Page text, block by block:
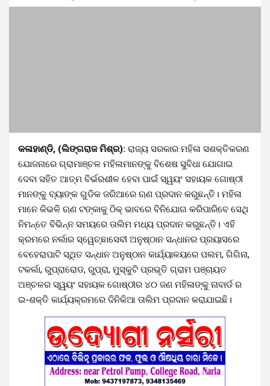
କଳାହାଣ୍ଡି, (ଲିଙ୍ଗରାଜ ମିଶ୍ର): ରାଜ୍ୟ ସରକାର ମହିଳା ସଶକ୍ତିକରଣ
ଯୋଜନାରେ ଗ୍ରାମାଞ୍ଚଳ ମହିଳାମାନଙ୍କୁ ବିଶେଷ ସୁବିଧା ଯୋଗାଇ
ଦେବା ସହିତ ଆତ୍ମ ବିର୍ଭରଶୀଳ ହେବା ପାଇଁ ସ୍ୱୟଂ ସହାୟକ ଗୋଷ୍ଠୀ
ମାନଙ୍କୁ ବ୍ୟାଙ୍କ ଗୁଡିକ ଜରିଆରେ ଋଣ ପ୍ରଦାନ କରୁଛନ୍ତି। ମହିଳା
ମାନେ କିଭଳି ଋଣ ଟଙ୍କାକୁ ଠିକ୍ ଭାବରେ ବିନିଯୋଗ କରିପାରିବେ ସେଥି
ନିମନ୍ତେ ବିଭିନ୍ନ ସମୟରେ ତାଲିମ ମଧ୍ୟ ପ୍ରଦାନ କରୁଛନ୍ତି। ଏହି
କ୍ରମରେ ନର୍ଲାର ସ୍ୱେଚ୍ଛାସେବୀ ଅନୁଷ୍ଠାନ ସନ୍ଧାନର ପ୍ରୟାସରେ
ବେହେରାପାଟି ସ୍ଥିତ ସନ୍ଧାନ ଅନୁଷ୍ଠାନ କାର୍ଯ୍ୟାଳୟରେ ପଲମ, ଗିଗିନା,
ଟକର୍ଲା, ରୁପ୍ରାରୋଡ, ରୁପ୍ରା, ମୁସ୍କୁଟି ପ୍ରଭୃତି ଗ୍ରାମ ପଞ୍ଚାୟତ
ଅଞ୍ଚଳର ସ୍ୱୟଂ ସହାୟକ ଗୋଷ୍ଠୀର ୪୦ ଜଣ ମହିଳାଙ୍କୁ ନାବାର୍ଡ ର
ଇ-ଶକ୍ତି କାର୍ଯ୍ୟକ୍ରମରେ ଦିନିକିଆ ତାଲିମ ପ୍ରଦାନ କରାଯାଇଛି।